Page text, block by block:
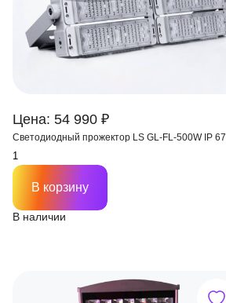
Цена: 54 990 ₽
Светодиодный прожектор LS GL-FL-500W IP 67
В наличии
В корзину